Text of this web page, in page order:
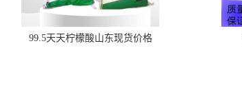
99.5天天柠檬酸山东现货价格